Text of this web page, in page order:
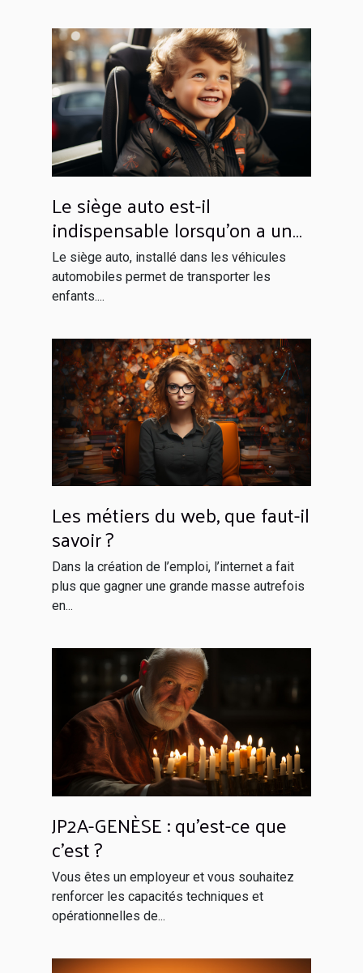
Le siège auto est-il
indispensable lorsqu’on a un
enfant à bord ?
Le siège auto, installé dans les véhicules
automobiles permet de transporter les
enfants....
Les métiers du web, que faut-il
savoir ?
Dans la création de l’emploi, l’internet a fait
plus que gagner une grande masse autrefois
en...
JP2A-GENÈSE : qu’est-ce que
c’est ?
Vous êtes un employeur et vous souhaitez
renforcer les capacités techniques et
opérationnelles de...